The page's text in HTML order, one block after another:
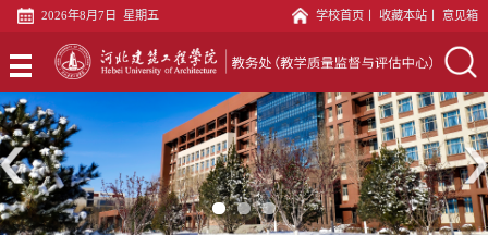
页
专
业
建
设
教
务
科
教
材
实
2026年8月7日 星期五 学校首页 收藏本站 意见箱